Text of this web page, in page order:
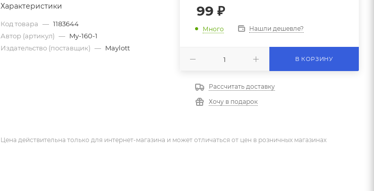
Характеристики
Код товара — 1183644
Автор (артикул) — My-160-1
Издательство (поставщик) — Maylott
99 ₽
Много Нашли дешевле?
В КОРЗИНУ
Рассчитать доставку
Хочу в подарок
Цена действительна только для интернет-магазина и может отличаться от цен в розничных магазинах